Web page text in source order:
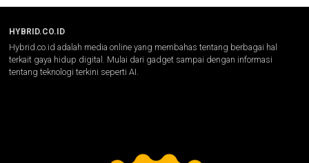
HYBRID.CO.ID
Hybrid.co.id adalah media online yang membahas tentang berbagai hal
terkait gaya hidup digital. Mulai dari gadget sampai dengan informasi
tentang teknologi terkini seperti AI.